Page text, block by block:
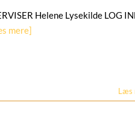
Helene Lysekilde LOG
mere]
Læs